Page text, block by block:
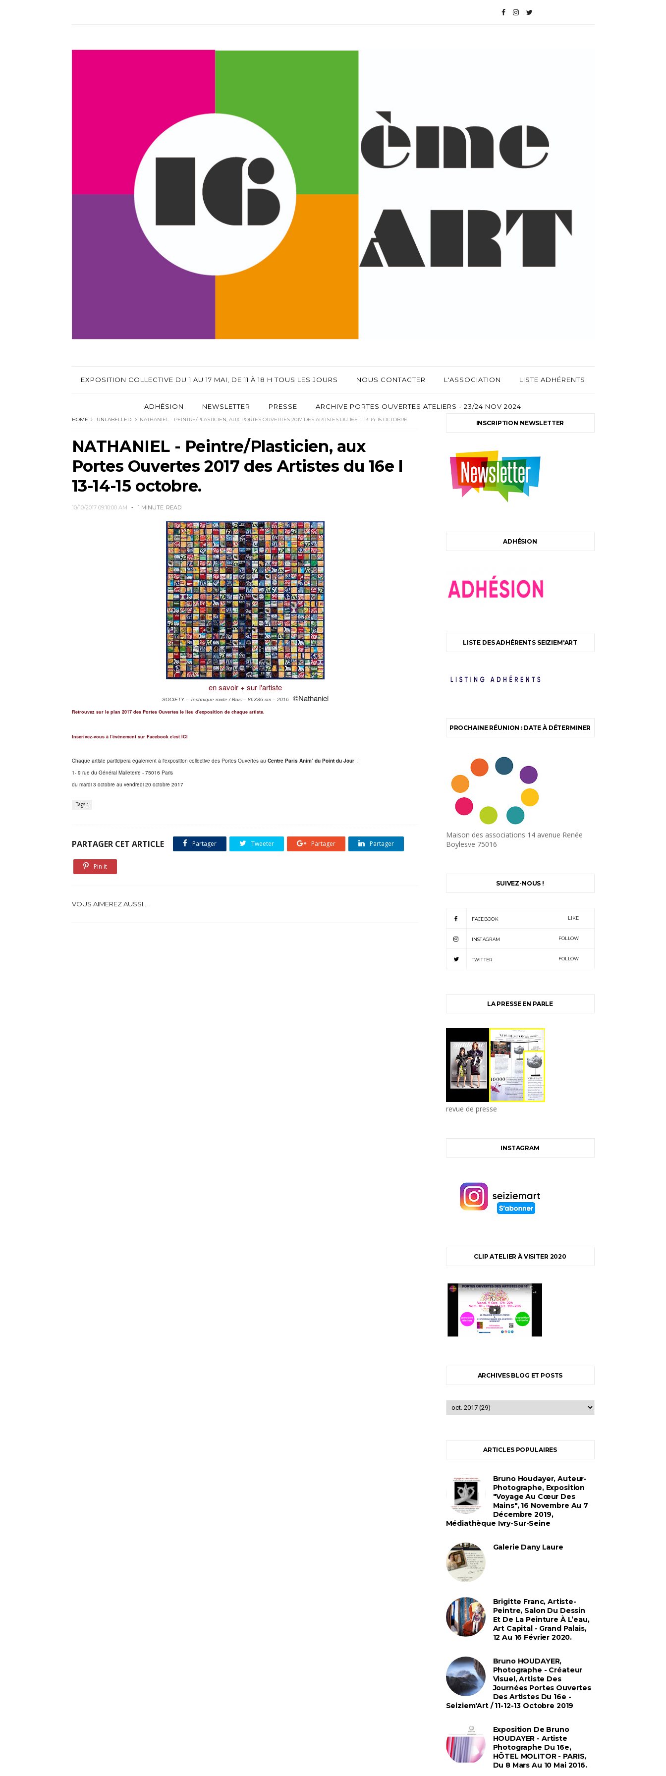
EXPOSITION COLLECTIVE DU 1 AU 17 MAI, DE 11 À 18 H TOUS LES JOURS NOUS CONTACTER L'ASSOCIATION LISTE ADHÉRENTS
ADHÉSION NEWSLETTER PRESSE ARCHIVE PORTES OUVERTES ATELIERS - 23/24 NOV 2024
HOME UNLABELLED NATHANIEL - PEINTRE/PLASTICIEN, AUX PORTES OUVERTES 2017 DES ARTISTES DU 16E L 13-14-15 OCTOBRE.
NATHANIEL - Peintre/Plasticien, aux
Portes Ouvertes 2017 des Artistes du 16e l
13-14-15 octobre.
10/10/2017 09:10:00 AM 1 MINUTE READ
en savoir + sur l'artiste
SOCIETY – Technique mixte / Bois – 86X86 cm – 2016 ©Nathaniel
Retrouvez sur le plan 2017 des Portes Ouvertes le lieu d'exposition de chaque artiste.
Inscrivez-vous à l'événement sur Facebook c'est ICI
Chaque artiste participera également à l'exposition collective des Portes Ouvertes au Centre Paris Anim’ du Point du Jour:
1- 9 rue du Général Malleterre - 75016 Paris
du mardi 3 octobre au vendredi 20 octobre 2017
Tags :
PARTAGER CET ARTICLE Partager Tweeter Partager Partager
Pin it
VOUS AIMEREZ AUSSI...
INSCRIPTION NEWSLETTER
ADHÉSION
LISTE DES ADHÉRENTS SEIZIEM'ART
PROCHAINE RÉUNION : DATE À DÉTERMINER
Maison des associations 14 avenue Renée
Boylesve 75016
SUIVEZ-NOUS !
FACEBOOK LIKE
INSTAGRAM FOLLOW
TWITTER FOLLOW
LA PRESSE EN PARLE
revue de presse
INSTAGRAM
CLIP ATELIER À VISITER 2020
ARCHIVES BLOG ET POSTS
ARTICLES POPULAIRES
Bruno Houdayer, Auteur-
Photographe, Exposition
"Voyage Au Cœur Des
Mains", 16 Novembre Au 7
Décembre 2019,
Médiathèque Ivry-Sur-Seine
Galerie Dany Laure
Brigitte Franc, Artiste-
Peintre, Salon Du Dessin
Et De La Peinture À L’eau,
Art Capital - Grand Palais,
12 Au 16 Février 2020.
Bruno HOUDAYER,
Photographe - Créateur
Visuel, Artiste Des
Journées Portes Ouvertes
Des Artistes Du 16e -
Seiziem'Art / 11-12-13 Octobre 2019
Exposition De Bruno
HOUDAYER - Artiste
Photographe Du 16e,
HÔTEL MOLITOR - PARIS,
Du 8 Mars Au 10 Mai 2016.